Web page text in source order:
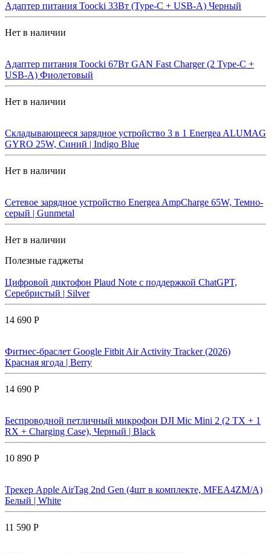
Адаптер питания Toocki 33Вт (Type-C + USB-A) Черный
Нет в наличии
Адаптер питания Toocki 67Вт GAN Fast Charger (2 Type-C +
USB-A) Фиолетовый
Нет в наличии
Складывающееся зарядное устройство 3 в 1 Energea ALUMAG
GYRO 25W, Синий | Indigo Blue
Нет в наличии
Сетевое зарядное устройство Energea AmpCharge 65W, Темно-
серый | Gunmetal
Нет в наличии
Полезные гаджеты
Цифровой диктофон Plaud Note с поддержкой ChatGPT,
Серебристый | Silver
14 690 Р
Фитнес-браслет Google Fitbit Air Activity Tracker (2026)
Красная ягода | Berry
14 690 Р
Беспроводной петличный микрофон DJI Mic Mini 2 (2 TX + 1
RX + Charging Case), Черный | Black
10 890 Р
Трекер Apple AirTag 2nd Gen (4шт в комплекте, MFEA4ZM/A)
Белый | White
11 590 Р